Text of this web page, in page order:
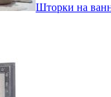
Шторки на